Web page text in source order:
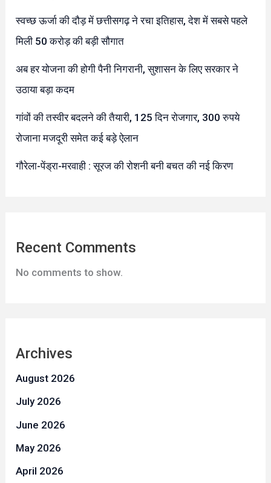
स्वच्छ ऊर्जा की दौड़ में छत्तीसगढ़ ने रचा इतिहास, देश में सबसे पहले
मिली 50 करोड़ की बड़ी सौगात
अब हर योजना की होगी पैनी निगरानी, सुशासन के लिए सरकार ने
उठाया बड़ा कदम
गांवों की तस्वीर बदलने की तैयारी, 125 दिन रोजगार, 300 रुपये
रोजाना मजदूरी समेत कई बड़े ऐलान
गौरेला-पेंड्रा-मरवाही : सूरज की रोशनी बनी बचत की नई किरण
Recent Comments
No comments to show.
Archives
August 2026
July 2026
June 2026
May 2026
April 2026